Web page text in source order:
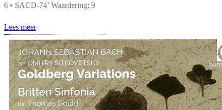
6 • SACD-74’ Waardering: 9
Lees meer